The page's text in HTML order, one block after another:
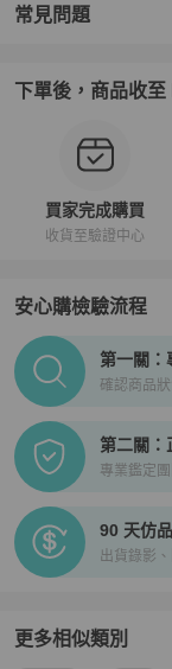
常見問題
下單後，商品收
買家完成購買
收貨至驗證中心
安心購檢驗流程
PopChill拍拍圈正
第一關：
確認商品
第二關：
專業鑑定
90 天仿
出貨錄影
更多相似類別